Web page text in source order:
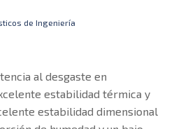
de Ingeniería
al desgaste en
estabilidad térmica y
estabilidad dimensional